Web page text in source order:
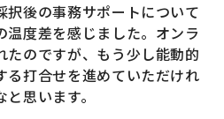
択後の事務サポートについて
温度差を感じました。オンラ
たのですが、もう少し能動的
る打合せを進めていただけれ
思います。